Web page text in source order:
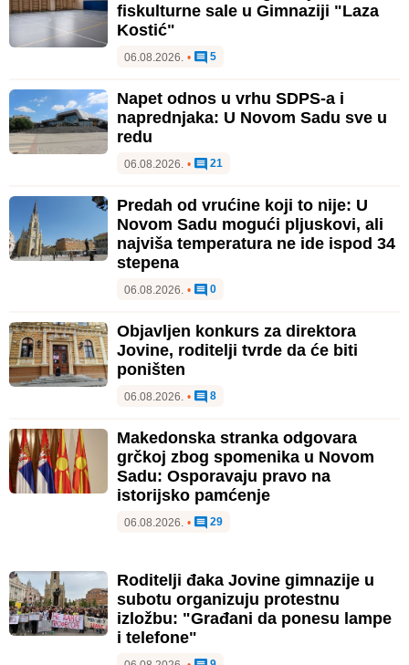
fiskulturne sale u Gimnaziji "Laza
Kostić"
06.08.2026. • 5
Napet odnos u vrhu SDPS-a i
naprednjaka: U Novom Sadu sve u
redu
06.08.2026. • 21
Predah od vrućine koji to nije: U
Novom Sadu mogući pljuskovi, ali
najviša temperatura ne ide ispod 34
stepena
06.08.2026. • 0
Objavljen konkurs za direktora
Jovine, roditelji tvrde da će biti
poništen
06.08.2026. • 8
Makedonska stranka odgovara
grčkoj zbog spomenika u Novom
Sadu: Osporavaju pravo na
istorijsko pamćenje
06.08.2026. • 29
Roditelji đaka Jovine gimnazije u
subotu organizuju protestnu
izložbu: "Građani da ponesu lampe
i telefone"